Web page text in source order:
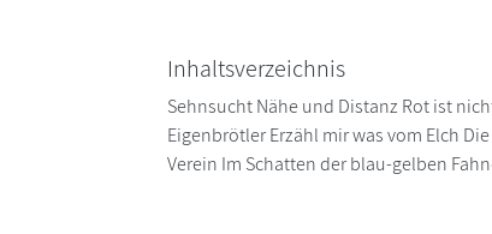
Inhaltsverzeichnis
Sehnsucht Nähe und Distanz Rot ist
Eigenbrötler Erzähl mir was vom Elch
Verein Im Schatten der blau-gelben